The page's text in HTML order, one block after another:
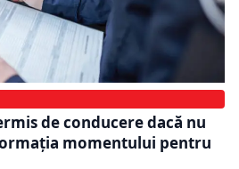
de conducere dacă nu
momentului pentru